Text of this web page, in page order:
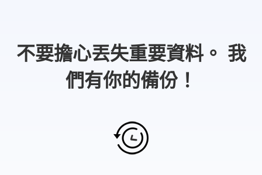
不要擔心丟失重要資料。 我
們有你的備份！